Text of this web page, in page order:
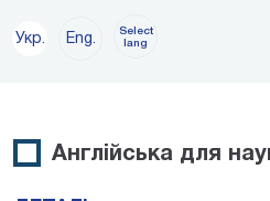
Укр. Eng.
Select
lang
Англійська для